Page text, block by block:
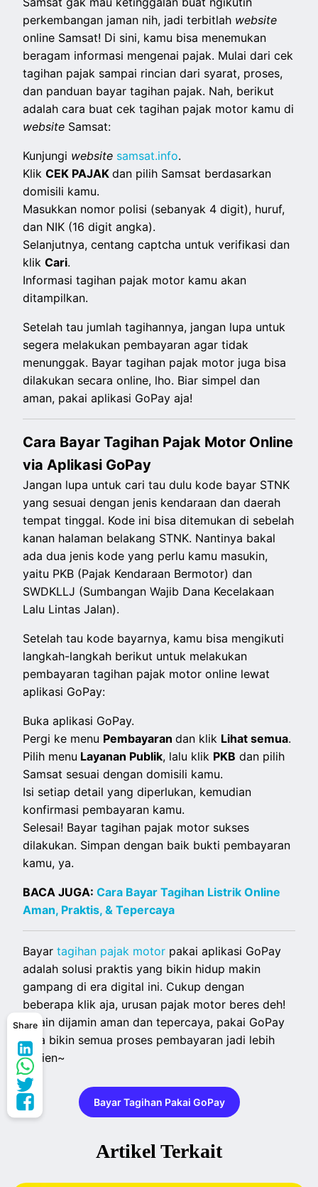
Share
perkembangan jaman nih, jadi terbitlah website
online Samsat! Di sini, kamu bisa menemukan
beragam informasi mengenai pajak. Mulai dari cek
tagihan pajak sampai rincian dari syarat, proses,
dan panduan bayar tagihan pajak. Nah, berikut
adalah cara buat cek tagihan pajak motor kamu di
website Samsat:
Kunjungi website samsat.info.
KlikCEK PAJAKdan pilih Samsat berdasarkan
domisili kamu.
Masukkan nomor polisi (sebanyak 4 digit), huruf,
dan NIK (16 digit angka).
Selanjutnya, centang captcha untuk verifikasi dan
klikCari.
Informasi tagihan pajak motor kamu akan
ditampilkan.
Setelah tau jumlah tagihannya, jangan lupa untuk
segera melakukan pembayaran agar tidak
menunggak. Bayar tagihan pajak motor juga bisa
dilakukan secara online, lho. Biar simpel dan
aman, pakai aplikasi GoPay aja!
Cara Bayar Tagihan Pajak Motor Online
via Aplikasi GoPay
Jangan lupa untuk cari tau dulu kode bayar STNK
yang sesuai dengan jenis kendaraan dan daerah
tempat tinggal. Kode ini bisa ditemukan di sebelah
kanan halaman belakang STNK. Nantinya bakal
ada dua jenis kode yang perlu kamu masukin,
yaitu PKB (Pajak Kendaraan Bermotor) dan
SWDKLLJ (Sumbangan Wajib Dana Kecelakaan
Lalu Lintas Jalan).
Setelah tau kode bayarnya, kamu bisa mengikuti
langkah-langkah berikut untuk melakukan
pembayaran tagihan pajak motor online lewat
aplikasi GoPay:
Buka aplikasi GoPay.
Pergi ke menu Pembayarandan klik Lihat semua.
Pilih menu Layanan Publik, lalu klik PKB dan pilih
Samsat sesuai dengan domisili kamu.
Isi setiap detail yang diperlukan, kemudian
konfirmasi pembayaran kamu.
Selesai! Bayar tagihan pajak motor sukses
dilakukan. Simpan dengan baik bukti pembayaran
kamu, ya.
BACA JUGA:Cara Bayar Tagihan Listrik Online
Aman, Praktis, & Tepercaya
Bayartagihan pajak motor pakai aplikasi GoPay
adalah solusi praktis yang bikin hidup makin
gampang di era digital ini. Cukup dengan
beberapa klik aja, urusan pajak motor beres deh!
Selain dijamin aman dan tepercaya, pakai GoPay
juga bikin semua proses pembayaran jadi lebih
efisien~
Bayar Tagihan Pakai GoPay
Artikel Terkait